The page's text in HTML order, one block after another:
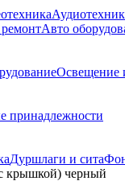
Авто
Освещение
принадлежности
Дуршлаги и сита
крышкой) черный